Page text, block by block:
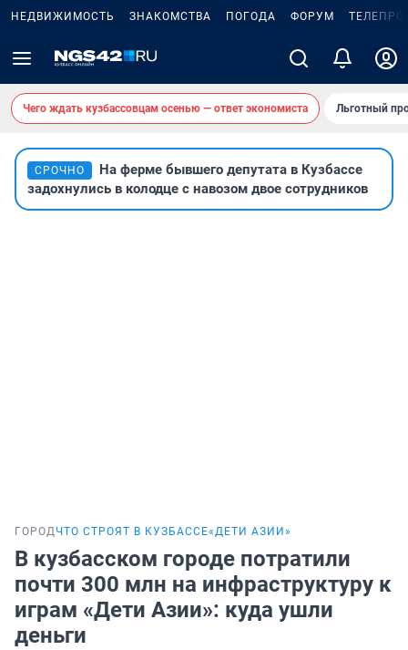
НЕДВИЖИМОСТЬ ЗНАКОМСТВА ПОГОДА ФОРУМ
Чего ждать кузбассовцам осенью — ответ экономиста Льготный
СРОЧНО
На ферме бывшего депутата в Кузбассе
задохнулись в колодце с навозом двое сотрудников
ГОРОДЧТО СТРОЯТ В КУЗБАССЕ«ДЕТИ АЗИИ»
В кузбасском городе потратили
почти 300 млн на инфраструктуру к
играм «Дети Азии»: куда ушли
деньги